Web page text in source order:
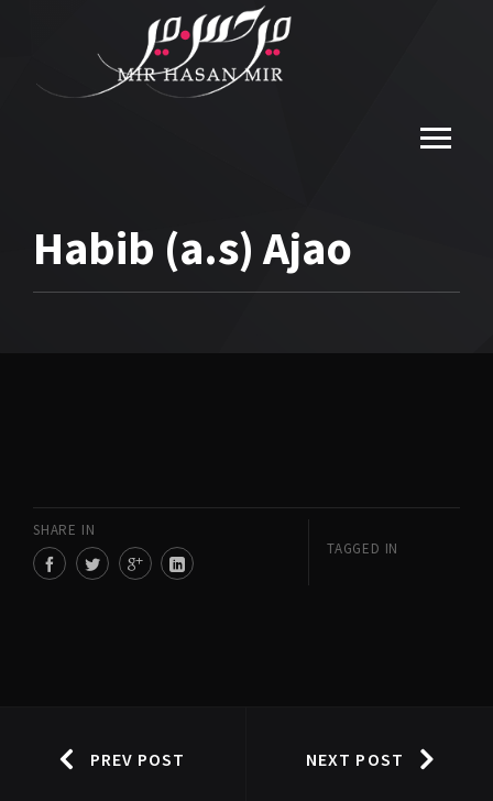
Habib (a.s) Ajao
SHARE IN
TAGGED IN
PREV POST NEXT POST